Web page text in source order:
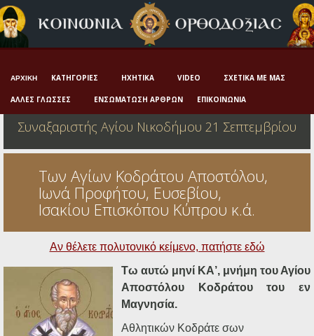
Αρχική
Πνευματική ζωή
Λατρεία και προσευχή
Πατερικό ανθολόγιο
Αγιολόγιο – Εορτολόγιο
Γέροντες
Η πίστη στην εποχή μας
Ορθόδοξη οικογένεια
Ορθόδοξο προσκυνητάριο
Σκέψεις-προβληματισμοί
Ηχητικά
ΑΡΧΙΚΉ ΚΑΤΗΓΟΡΊΕΣ ΗΧΗΤΙΚΆ VIDEO ΣΧΕΤΙΚΆ ΜΕ ΜΑΣ
ΆΛΛΕΣ ΓΛΏΣΣΕΣ ΕΝΣΩΜΆΤΩΣΗ ΆΡΘΡΩΝ ΕΠΙΚΟΙΝΩΝΊΑ
Συναξαριστής Αγίου Νικοδήμου 21 Σεπτεμβρίου
Των Αγίων Κοδράτου Αποστόλου,
Ιωνά Προφήτου, Ευσεβίου,
Ισακίου Επισκόπου Κύπρου κ.ά.
Αν θέλετε πολυτονικό κείμενο, πατήστε εδώ
Τω αυτώ μηνί ΚΑ’, μνήμη του Αγίου
Αποστόλου Κοδράτου του εν
Μαγνησία.
Αθλητικών Κοδράτε σων